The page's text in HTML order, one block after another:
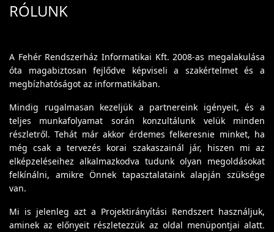
RÓLUNK
A Fehér Rendszerház Informatikai Kft. 2008-as megalakulása
óta magabiztosan fejlődve képviseli a szakértelmet és a
megbízhatóságot az informatikában.
Mindig rugalmasan kezeljük a partnereink igényeit, és a
teljes munkafolyamat során konzultálunk velük minden
részletről. Tehát már akkor érdemes felkeresnie minket, ha
még csak a tervezés korai szakaszainál jár, hiszen mi az
elképzeléseihez alkalmazkodva tudunk olyan megoldásokat
felkínálni, amikre Önnek tapasztalataink alapján szüksége
van.
Mi is jelenleg azt a Projektirányítási Rendszert használjuk,
aminek az előnyeit részletezzük az oldal menüpontjai alatt.